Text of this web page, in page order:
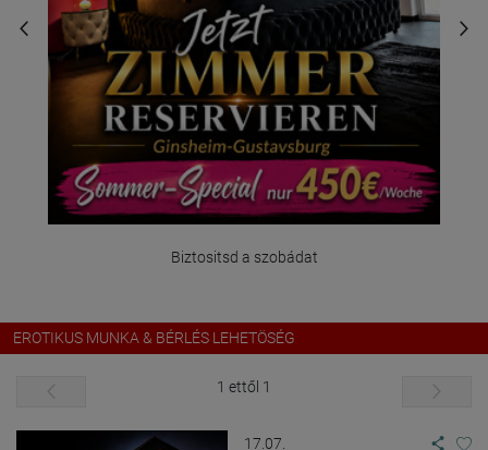
Biztositsd a szobádat
EROTIKUS MUNKA & BÉRLÉS LEHETÖSÉG
1 ettől 1
17.07.